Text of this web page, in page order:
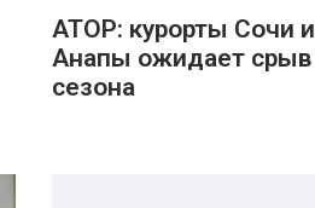
АТОР: курорты Сочи и
Анапы ожидает срыв
сезона